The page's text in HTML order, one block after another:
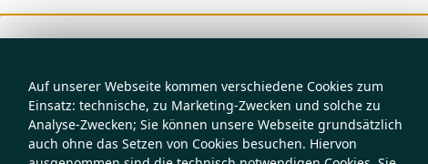
Auf unserer Webseite kommen verschiedene Cookies zum
Einsatz: technische, zu Marketing-Zwecken und solche zu
Analyse-Zwecken; Sie können unsere Webseite grundsätzlich
auch ohne das Setzen von Cookies besuchen. Hiervon